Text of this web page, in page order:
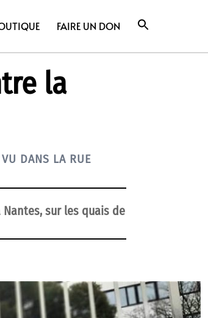
FAIRE UN DON
la
VU DANS LA RUE
sur les quais de